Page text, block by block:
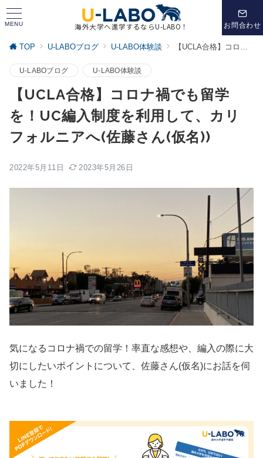
MENU 海外大学へ進学するならU-LABO！ お問合わせ
TOP U-LABOブログ U-LABO体験談 【UCLA合格】コロナ禍でも留学を！UC編入制度を利用して、カリフォルニアへ(佐藤さん(仮名))
U-LABOブログ U-LABO体験談
【UCLA合格】コロナ禍でも留学
を！UC編入制度を利用して、カリ
フォルニアへ(佐藤さん(仮名))
2022年5月11日 2023年5月26日
気になるコロナ禍での留学！率直な感想や、編入の際に大
切にしたいポイントについて、佐藤さん(仮名)にお話を伺
いました！